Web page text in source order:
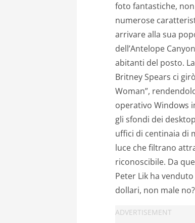
foto fantastiche,
numerose
arrivare alla sua
dell’Antelope
abitanti del posto.
Britney Spears ci
Woman”,
operativo Windows
gli sfondi dei
uffici di centinaia di
luce che filtrano
riconoscibile. Da
Peter Lik ha
dollari, non male